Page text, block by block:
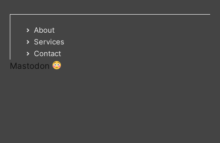
About
Services
Contact
Mastodon